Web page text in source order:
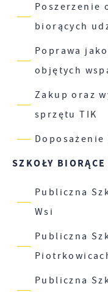
Poszerzenie
biorących
Poprawa
objętych
Zakup oraz
sprzętu TIK
SZKOŁY
Publiczna
Wsi
Publiczna
Publiczna